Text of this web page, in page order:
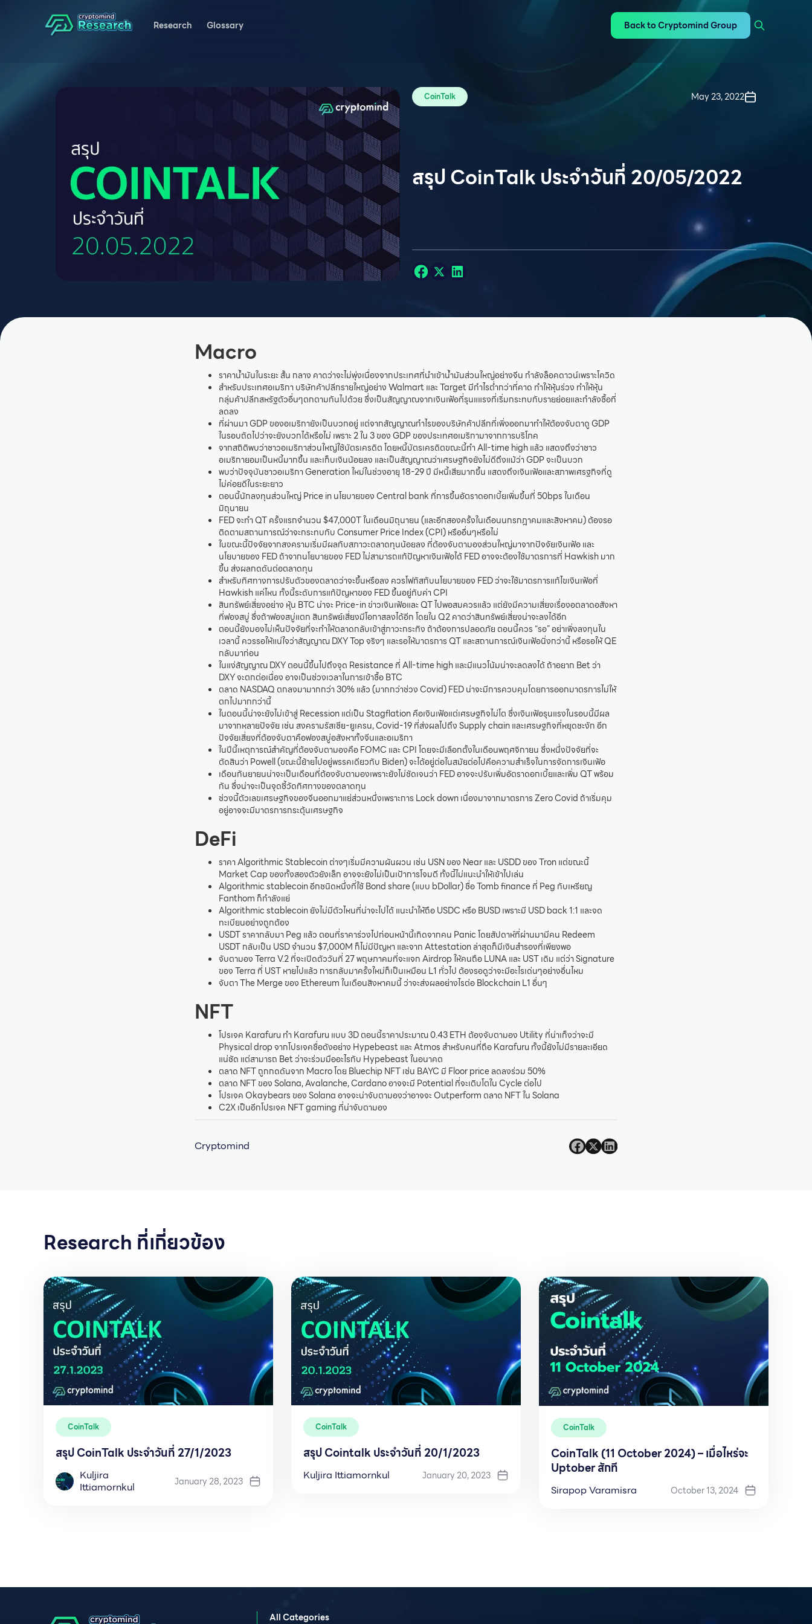
Research Glossary Back to Cryptomind Group
CoinTalk May 23, 2022
สรุป CoinTalk ประจำวันที่ 20/05/2022
Macro
ราคาน้ำมันในระยะ สั้น กลาง คาดว่าจะไม่พุ่งเนื่องจากประเทศที่นำเข้าน้ำมันส่วนใหญ่อย่างจีน กำลังล็อคดาวน์เพราะโควิด
สำหรับประเทศอเมริกา บริษัทค้าปลีกรายใหญ่อย่าง Walmart และ Target มีกำไรต่ำกว่าที่คาด ทำให้หุ้นร่วง ทำให้หุ้น
กลุ่มค้าปลีกสหรัฐตัวอื่นๆตกตามกันไปด้วย ซึ่งเป็นสัญญาณจากเงินเฟ้อที่รุนแแรงที่เริ่มกระทบกับรายย่อยและกำลังซื้อที่
ลดลง
ที่ผ่านมา GDP ของอเมริกายังเป็นบวกอยู่ แต่จากสัญญาณกำไรของบริษัทค้าปลีกที่เพิ่งออกมาทำให้ต้องจับตาดู GDP
ในรอบถัดไปว่าจะยังบวกได้หรือไม่ เพราะ 2 ใน 3 ของ GDP ของประเทศอเมริกามาจากการบริโภค
จากสถิติพบว่าชาวอเมริกาส่วนใหญ่ใช้บัตรเครดิต โดยหนี้บัตรเครดิตขณะนี้ทำ All-time high แล้ว แสดงถึงว่าชาว
อเมริกายอมเป็นหนี้มากขึ้น และเก็บเงินน้อยลง และเป็นสัญญาณว่าเศรษฐกิจยังไม่ดีถึงแม้ว่า GDP จะเป็นบวก
พบว่าปัจจุบันชาวอเมริกา Generation ใหม่ในช่วงอายุ 18-29 ปี มีหนี้เสียมากขึ้น แสดงถึงเงินเฟ้อและสภาพเศรฐกิจที่ดู
ไม่ค่อยดีในระยะยาว
ตอนนี้นักลงทุนส่วนใหญ่ Price in นโยบายของ Central bank ที่การขึ้นอัตราดอกเบี้ยเพิ่มขึ้นที่ 50bps ในเดือน
มิถุนายน
FED จะทำ QT ครั้งแรกจำนวน $47,000T ในเดือนมิถุนายน (และอีกสองครั้งในเดือนนกรกฎาคมและสิงหาคม) ต้องรอ
ติดตามสถานการณ์ว่าจะกระทบกับ Consumer Price Index (CPI) หรืออื่นๆหรือไม่
ในขณะนี้ปัจจัยจากสงครามเริ่มมีผลกับสภาวะตลาดทุนน้อยลง ที่ต้องจับตามองส่วนใหญ่มาจากปัจจัยเงินเฟ้อ และ
นโยบายของ FED ถ้าจากนโยบายของ FED ไม่สามารถแก้ปัญหาเงินเฟ้อได้ FED อาจจะต้องใช้มาตรการที่ Hawkish มาก
ขึ้น ส่งผลกดดันต่อตลาดทุน
สำหรับทิศทางการปรับตัวของตลาดว่าจะขึ้นหรือลง ควรโฟกัสกับนโยบายของ FED ว่าจะใช้มาตรการแก้ไขเงินเฟ้อที่
Hawkish แค่ไหน ทั้งนี้ระดับการแก้ปัญหาของ FED ขึ้นอยู่กับค่า CPI
สินทรัพย์เสี่ยงอย่าง หุ้น BTC น่าจะ Price-in ข่าวเงินเฟ้อและ QT ไปพอสมควรแล้ว แต่ยังมีความเสี่ยงเรื่องอตลาดอสังหา
ที่ฟองสบู่ ซึ่งถ้าฟองสบู่แตก สินทรัพย์เสี่ยงมีโอกาสลงได้อีก โดยใน Q2 คาดว่าสินทรัพย์เสี่ยงน่าจะลงได้อีก
ตอนนี้ยังมองไม่เห็นปัจจัยที่จะทำให้ตลาดกลับเข้าสู่ภาวะกระทิง ถ้าต้องการปลอดภัย ตอนนี้ควร “รอ” อย่าเพิ่งลงทุนใน
เวลานี้ ควรรอให้แน่ใจว่าสัญญาณ DXY Top จริงๆ และรอให้มาตรการ QT และสถานการณ์เงินเฟ้อนิ่งกว่านี้ หรือรอให้ QE
กลับมาก่อน
ในแง่สัญญาณ DXY ตอนนี้ขึ้นไปถึงจุด Resistance ที่ All-time high และมีแนวโน้มน่าจะลดลงได้ ถ้าอยาก Bet ว่า
DXY จะตกต่อเนื่อง อาจเป็นช่วงเวลาในการเข้าซื้อ BTC
ตลาด NASDAQ ตกลงมามากกว่า 30% แล้ว (มากกว่าช่วง Covid) FED น่าจะมีการควบคุมโดยการออกมาตรการไม่ให้
ตกไปมากกว่านี้
ในตอนนี้น่าจะยังไม่เข้าสู่ Recession แต่เป็น Stagflation คือเงินเฟ้อแต่เศรษฐกิจไม่โต ซึ่งเงินเฟ้อรุนแรงในรอบนี้มีผล
มาจากหลายปัจจัย เช่น สงครามรัสเซีย-ยูเครน, Covid-19 ที่ส่งผลไปถึง Supply chain และเศรษฐกิจที่หยุดชะงัก อีก
ปัจจัยเสี่ยงที่ต้องจับตาคือฟองสบู่อสังหาทั้งจีนและอเมริกา
ในปีนี้เหตุการณ์สำคัญที่ต้องจับตามองคือ FOMC และ CPI โดยจะมีเลือกตั้งในเดือนพฤศจิกายน ซึ่งหนึ่งปัจจัยที่จะ
ตัดสินว่า Powell (ขณะนี้ย้ายไปอยู่พรรคเดียวกับ Biden) จะได้อยู่ต่อในสมัยต่อไปคือความสำเร็จในการจัดการเงินเฟ้อ
เดือนกันยายนน่าจะเป็นเดือนที่ต้องจับตามองเพราะยังไม่ชัดเจนว่า FED อาจจะปรับเพิ่มอัตราดอกเบี้ยและเพิ่ม QT พร้อม
กัน ซึ่งน่าจะเป็นจุดชี้วัดทิศทางของตลาดทุน
ช่วงนี้ตัวเลขเศรษฐกิจของจีนออกมาแย่ส่วนหนึ่งเพราะการ Lock down เนื่องมาจากมาตรการ Zero Covid ถ้าเริ่มคุม
อยู่อาจจะมีมาตรการกระตุ้นเศรษฐกิจ
DeFi
ราคา Algorithmic Stablecoin ต่างๆเริ่มมีความผันผวน เช่น USN ของ Near และ USDD ของ Tron แต่ขณะนี้
Market Cap ของทั้งสองตัวยังเล็ก อาจจะยังไม่เป็นเป้าการโจมตี ทั้งนี้ไม่แนะนำให้เข้าไปเล่น
Algorithmic stablecoin อีกชนิดหนึ่งที่ใช้ Bond share (แบบ bDollar) ชื่อ Tomb finance ที่ Peg กับเหรียญ
Fanthom ก็กำลังแย่
Algorithmic stablecoin ยังไม่มีตัวไหนที่น่าจะไปได้ แนะนำให้ถือ USDC หรือ BUSD เพราะมี USD back 1:1 และจด
ทะเบียนอย่างถูกต้อง
USDT ราคากลับมา Peg แล้ว ตอนที่ราคาร่วงไปก่อนหน้านี้เกิดจากคน Panic โดยสัปดาห์ที่ผ่านมามีคน Redeem
USDT กลับเป็น USD จำนวน $7,000M ก็ไม่มีปัญหา และจาก Attestation ล่าสุดก็มีเงินสำรองที่เพียงพอ
จับตามอง Terra V.2 ที่จะเปิดตัววันที่ 27 พฤษภาคมที่จะแจก Airdrop ให้คนถือ LUNA และ UST เดิม แต่ว่า Signature
ของ Terra ที่ UST หายไปแล้ว การกลับมาครั้งใหม่ก็เป็นเหมือน L1 ทั่วไป ต้องรอดูว่าจะมีอะไรเด่นๆอย่างอื่นไหม
จับตา The Merge ของ Ethereum ในเดือนสิงหาคมนี้ ว่าจะส่งผลอย่างไรต่อ Blockchain L1 อื่นๆ
NFT
โปรเจค Karafuru ทำ Karafuru แบบ 3D ตอนนี้ราคาประมาณ 0.43 ETH ต้องจับตามอง Utility ที่น่าเก็งว่าจะมี
Physical drop จากโปรเจคชื่อดังอย่าง Hypebeast และ Atmos สำหรับคนที่ถือ Karafuru ทั้งนี้ยังไม่มีรายละเอียด
แน่ชัด แต่สามารถ Bet ว่าจะร่วมมืออะไรกับ Hypebeast ในอนาคต
ตลาด NFT ถูกกดดันจาก Macro โดย Bluechip NFT เช่น BAYC มี Floor price ลดลงร่วม 50%
ตลาด NFT ของ Solana, Avalanche, Cardano อาจจะมี Potential ที่จะเติบโตใน Cycle ต่อไป
โปรเจค Okaybears ของ Solana อาจจะน่าจับตามองว่าอาจจะ Outperform ตลาด NFT ใน Solana
C2X เป็นอีกโปรเจค NFT gaming ที่น่าจับตามอง
Cryptomind
Research ที่เกี่ยวข้อง
CoinTalk
สรุป CoinTalk ประจำวันที่ 27/1/2023
Kuljira
Ittiamornkul
January 28, 2023
CoinTalk
สรุป Cointalk ประจำวันที่ 20/1/2023
Kuljira Ittiamornkul January 20, 2023
CoinTalk
CoinTalk (11 October 2024) – เมื่อไหร่จะ
Uptober สักที
Sirapop Varamisra October 13, 2024
All Categories